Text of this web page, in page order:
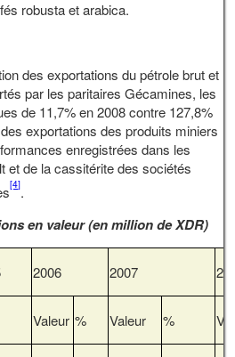
robusta et arabica.
des exportations du pétrole brut et
par les paritaires Gécamines, les
de 11,7% en 2008 contre 127,8%
exportations des produits miniers
enregistrées dans les
et de la cassitérite des sociétés
[4].
en valeur (en million de XDR)
2006 2007
Valeur % Valeur %